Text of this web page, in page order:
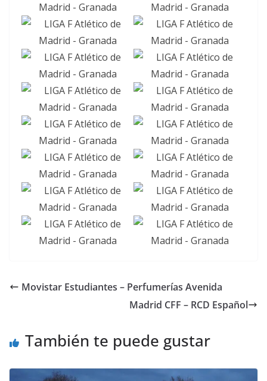
Movistar Estudiantes – Perfumerías Avenida
Madrid CFF – RCD Español
También te puede gustar